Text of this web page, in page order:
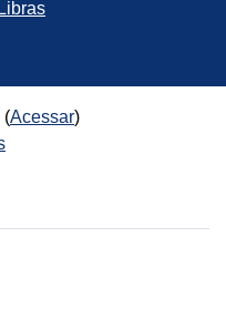
(Acessar)